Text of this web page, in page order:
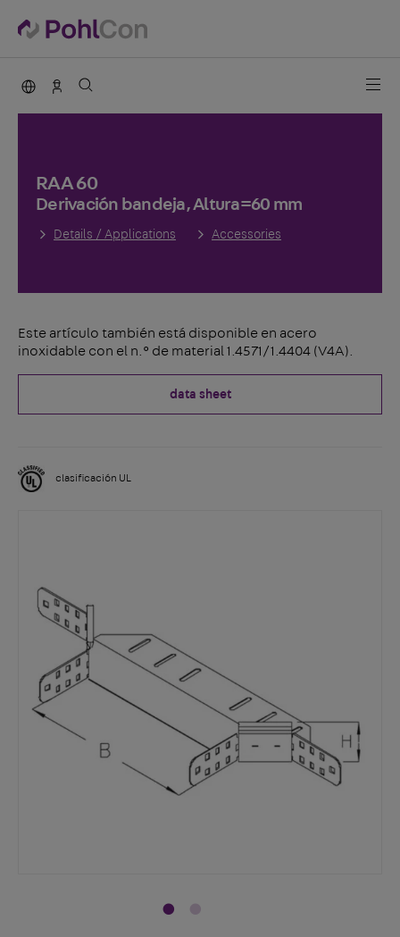
PohlCon international
Vertrieb Deutschland
RAA 60
Derivación bandeja, Altura=60 mm
Details / Applications Accessories
Este artículo también está disponible en acero
inoxidable con el n.° de material 1.4571/1.4404 (V4A).
data sheet
clasificación UL